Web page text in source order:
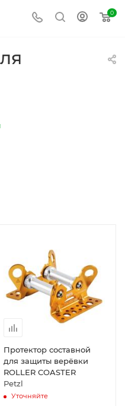
0
Протектор составной
для защиты верёвки
ROLLER COASTER
Petzl
Уточняйте